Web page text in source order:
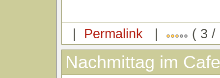
| Permalink | ( 3 /
Nachmittag im